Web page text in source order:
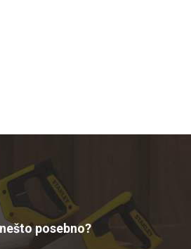
posebno?